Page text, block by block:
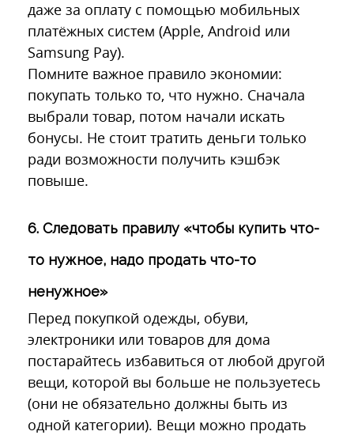
даже за оплату с помощью мобильных
платёжных систем (Apple, Android или
Samsung Pay).
Помните важное правило экономии:
покупать только то, что нужно. Сначала
выбрали товар, потом начали искать
бонусы. Не стоит тратить деньги только
ради возможности получить кэшбэк
повыше.
6. Следовать правилу «чтобы купить что-
то нужное, надо продать что-то
ненужное»
Перед покупкой одежды, обуви,
электроники или товаров для дома
постарайтесь избавиться от любой другой
вещи, которой вы больше не пользуетесь
(они не обязательно должны быть из
одной категории). Вещи можно продать